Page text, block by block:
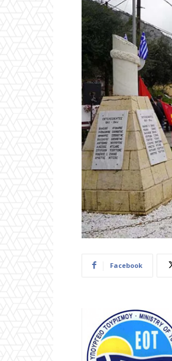
Facebook